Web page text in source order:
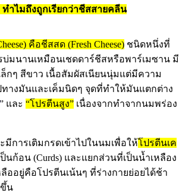
ำไมถึงถูกเรียกว่าชีสสายคลีน
คือชีสสด (Fresh Cheese) ชนิดหนึ่งที่
บ่มนานเหมือนเชดดาร์ชีสหรือพาร์เมซาน มี
กๆ สีขาว เนื้อสัมผัสเนียนนุ่มแต่มีความ
างมันและเค็มนิดๆ จุดที่ทำให้มันแตกต่าง
” และ “โปรตีนสูง” เนื่องจากทำจากนมพร่อง
มีการเติมกรดเข้าไปในนมเพื่อให้โปรตีนเค
นก้อน (Curds) และแยกส่วนที่เป็นน้ำเหลือง
ลืออยู่คือโปรตีนเน้นๆ ที่ร่างกายย่อยได้ช้า
น